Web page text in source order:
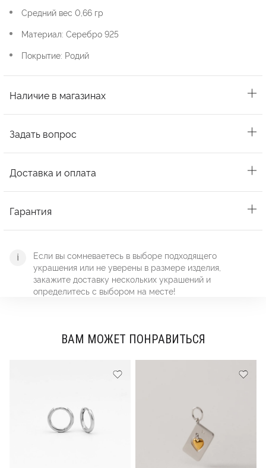
Средний вес 0,66 гр
Материал: Серебро 925
Покрытие: Родий
Наличие в магазинах
Задать вопрос
Доставка и оплата
Гарантия
Если вы сомневаетесь в выборе подходящего
украшения или не уверены в размере изделия,
закажите доставку нескольких украшений и
определитесь с выбором на месте!
ВАМ МОЖЕТ ПОНРАВИТЬСЯ